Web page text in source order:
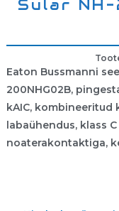
Sular
Eaton Bussmanni
200NHG02B,
kAIC, kombineeritud
labaühendus, klass
noaterakontaktiga,